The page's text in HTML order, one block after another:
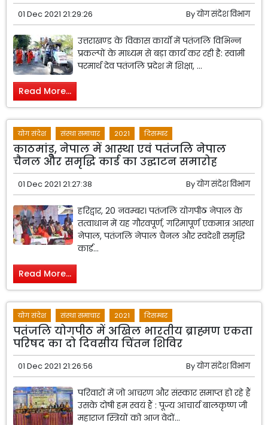
01 Dec 2021 21:29:26 Byयोग संदेश विभाग
उत्तराखण्ड के विकास कार्यों में पतंजलि विभिन्न
प्रकल्पों के माध्यम से बड़ा कार्य कर रही है: स्वामी
परमार्थ देव पतंजलि प्रदेश में शिक्षा, ...
Read More...
योग संदेश संस्था समाचार 2021 दिसम्बर
काठमांडू, नेपाल में आस्था एवं पतंजलि नेपाल
चैनल और समृद्धि कार्ड का उद्घाटन समारोह
01 Dec 2021 21:27:38 Byयोग संदेश विभाग
हरिद्वार, 20 नवम्बर। पतंजलि योगपीठ नेपाल के
तत्वाधान में यह गौरवपूर्ण, गरिमापूर्ण एकमात्र आस्था
नेपाल, पतंजलि नेपाल चैनल और स्वदेशी समृद्धि
कार्ड...
Read More...
योग संदेश संस्था समाचार 2021 दिसम्बर
पतंजलि योगपीठ में अखिल भारतीय ब्राह्मण एकता
परिषद का दो दिवसीय चिंतन शिविर
01 Dec 2021 21:26:56 Byयोग संदेश विभाग
परिवारों में जो आचरण और संस्कार समाप्त हो रहे हैं
उसके दोषी हम स्वयं हैं : पूज्य आचार्य बालकृष्ण जी
महाराज स्त्रियों को आज वेदों...